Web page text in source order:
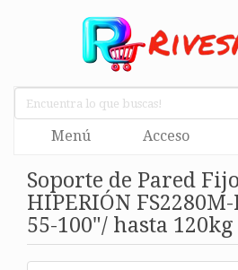
Menú Acceso
Soporte de Pared
HIPERIÓN
55-100"/ hasta 120kg